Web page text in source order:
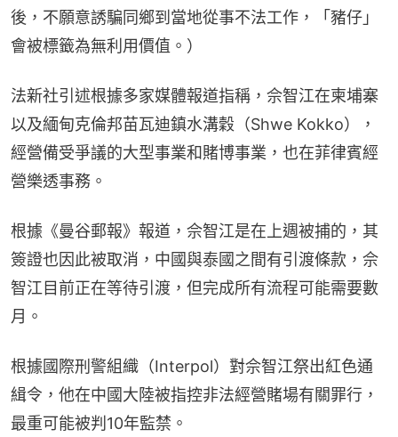
後，不願意誘騙同鄉到當地從事不法工作，「豬仔」
會被標籤為無利用價值。）
法新社引述根據多家媒體報道指稱，佘智江在柬埔寨
以及緬甸克倫邦苗瓦迪鎮水溝穀（Shwe Kokko），
經營備受爭議的大型事業和賭博事業，也在菲律賓經
營樂透事務。
根據《曼谷郵報》報道，佘智江是在上週被捕的，其
簽證也因此被取消，中國與泰國之間有引渡條款，佘
智江目前正在等待引渡，但完成所有流程可能需要數
月。
根據國際刑警組織（Interpol）對佘智江祭出紅色通
緝令，他在中國大陸被指控非法經營賭場有關罪行，
最重可能被判10年監禁。